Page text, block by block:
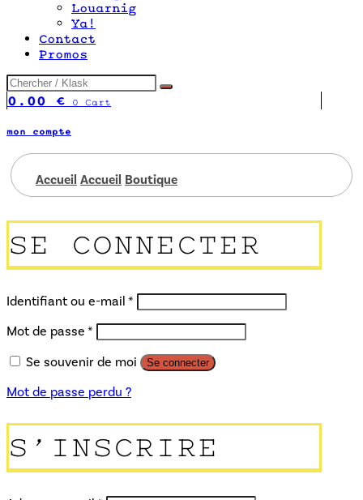
Louarnig
Ya!
Contact
Promos
0.00 € 0 Cart
mon compte
Accueil Accueil Boutique
SE CONNECTER
Identifiant ou e-mail *
Mot de passe *
Se souvenir de moi Se connecter
Mot de passe perdu ?
S’INSCRIRE